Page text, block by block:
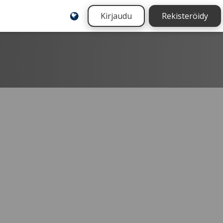
Kirjaudu Rekisteröidy